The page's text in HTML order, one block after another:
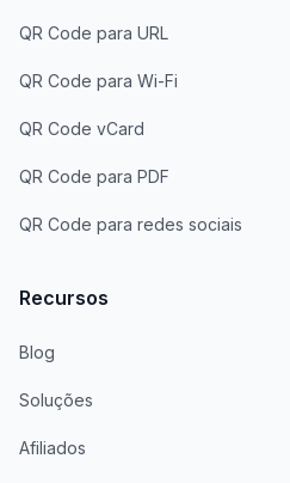
QR Code para URL
QR Code para Wi-Fi
QR Code vCard
QR Code para PDF
QR Code para redes sociais
Recursos
Blog
Soluções
Afiliados